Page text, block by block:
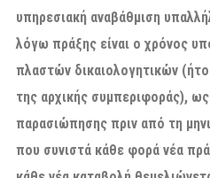
υπηρεσιακή αναβάθμιση
λόγω πράξης είναι ο χρόνος
πλαστών δικαιολογητικών
της αρχικής συμπεριφοράς),
παρασιώπησης πριν από τη
που συνιστά κάθε φορά νέα